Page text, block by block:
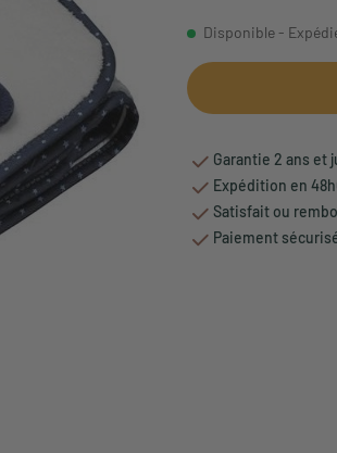
Disponible -
Garantie 2 ans et
Expédition en
Satisfait ou
Paiement